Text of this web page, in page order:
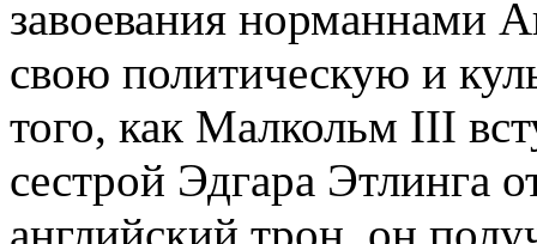
завоевания норманнами
свою политическую и
того, как Малкольм III
сестрой Эдгара Этлинга
английский трон, он